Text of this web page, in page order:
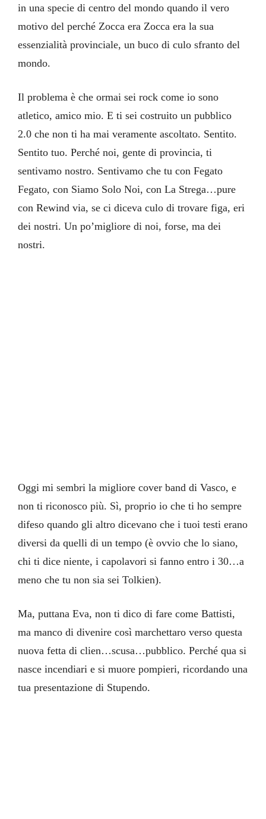
in una specie di centro del mondo quando il vero
motivo del perché Zocca era Zocca era la sua
essenzialità provinciale, un buco di culo sfranto del
mondo.
Il problema è che ormai sei rock come io sono
atletico, amico mio. E ti sei costruito un pubblico
2.0 che non ti ha mai veramente ascoltato. Sentito.
Sentito tuo. Perché noi, gente di provincia, ti
sentivamo nostro. Sentivamo che tu con Fegato
Fegato, con Siamo Solo Noi, con La Strega…pure
con Rewind via, se ci diceva culo di trovare figa, eri
dei nostri. Un po’migliore di noi, forse, ma dei
nostri.
Oggi mi sembri la migliore cover band di Vasco, e
non ti riconosco più. Sì, proprio io che ti ho sempre
difeso quando gli altro dicevano che i tuoi testi erano
diversi da quelli di un tempo (è ovvio che lo siano,
chi ti dice niente, i capolavori si fanno entro i 30…a
meno che tu non sia sei Tolkien).
Ma, puttana Eva, non ti dico di fare come Battisti,
ma manco di divenire così marchettaro verso questa
nuova fetta di clien…scusa…pubblico. Perché qua si
nasce incendiari e si muore pompieri, ricordando una
tua presentazione di Stupendo.